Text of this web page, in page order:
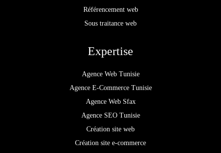
Référencement web
Sous traitance web
Expertise
Agence Web Tunisie
Agence E-Commerce Tunisie
Agence Web Sfax
Agence SEO Tunisie
Création site web
Création site e-commerce